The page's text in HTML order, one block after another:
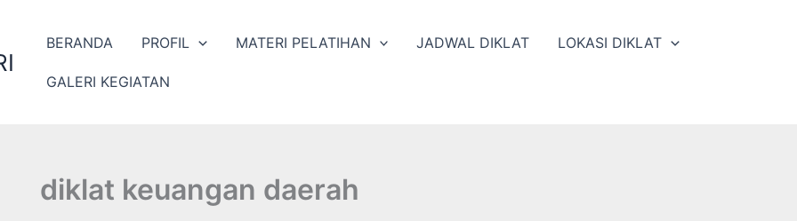
BERANDA PROFIL MATERI PELATIHAN JADWAL DIKLAT LOKASI DIKLAT
GALERI KEGIATAN
diklat keuangan daerah